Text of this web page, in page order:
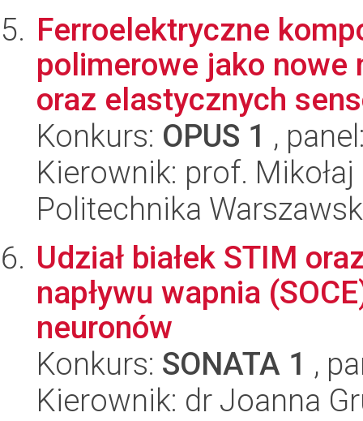
Ferroelektryczne
polimerowe jako nowe
oraz elastycznych
Konkurs: OPUS 1 ,
Kierownik: prof.
Politechnika
Udział białek STIM
napływu wapnia
neuronów
Konkurs: SONATA 1 ,
Kierownik: dr Joanna